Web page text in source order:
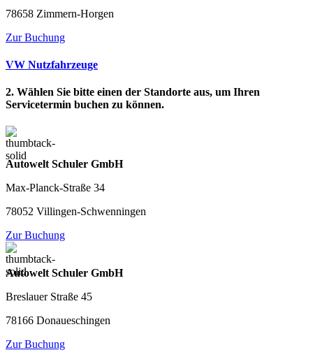
78658 Zimmern-Horgen
Zur Buchung
VW Nutzfahrzeuge
2. Wählen Sie bitte einen der Standorte aus, um Ihren
Servicetermin buchen zu können.
Autowelt Schuler GmbH
Max-Planck-Straße 34
78052 Villingen-Schwenningen
Zur Buchung
Autowelt Schuler GmbH
Breslauer Straße 45
78166 Donaueschingen
Zur Buchung